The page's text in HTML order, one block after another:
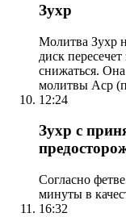
Зухр
Молитва Зухр
диск
снижаться.
молитвы Аср
12:24
Зухр с
Согласно
минуты в
16:32